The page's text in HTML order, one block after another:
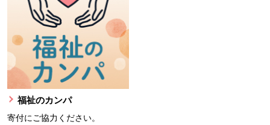
福祉のカンパ
寄付にご協力ください。